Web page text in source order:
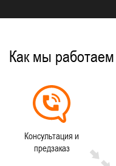
Как мы работаем
Консультация и
предзаказ